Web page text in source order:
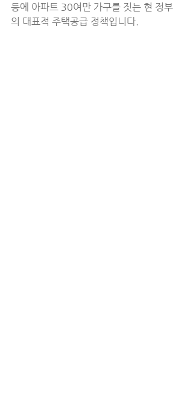
등에 아파트 30여만 가구를 짓는 현 정부
의 대표적 주택공급 정책입니다.